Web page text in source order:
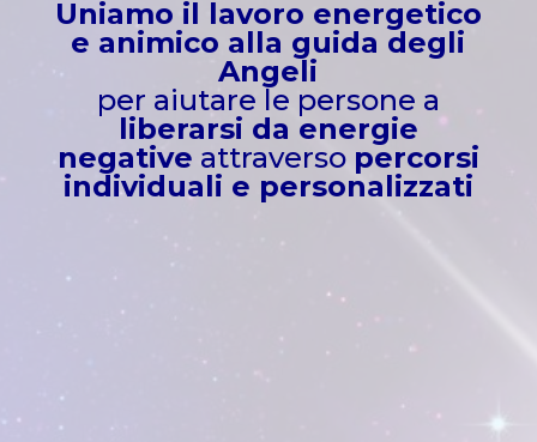
Uniamo il lavoro energetico
e animico alla guida degli
Angeli
per aiutare le persone a
liberarsi da energie
negative attraverso percorsi
individuali e personalizzati